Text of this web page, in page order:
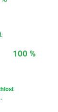
100 %